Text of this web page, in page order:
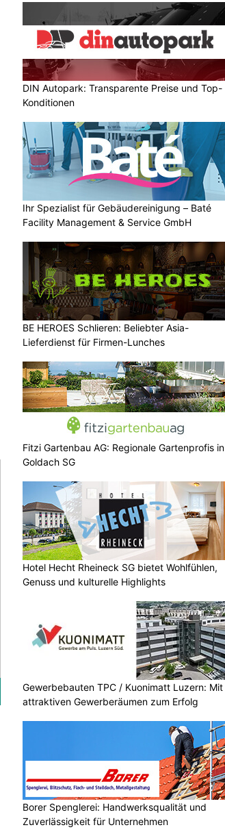
DIN Autopark: Transparente Preise und Top-
Konditionen
Ihr Spezialist für Gebäudereinigung – Baté
Facility Management & Service GmbH
BE HEROES Schlieren: Beliebter Asia-
Lieferdienst für Firmen-Lunches
Fitzi Gartenbau AG: Regionale Gartenprofis in
Goldach SG
Hotel Hecht Rheineck SG bietet Wohlfühlen,
Genuss und kulturelle Highlights
Gewerbebauten TPC / Kuonimatt Luzern: Mit
attraktiven Gewerberäumen zum Erfolg
Borer Spenglerei: Handwerksqualität und
Zuverlässigkeit für Unternehmen